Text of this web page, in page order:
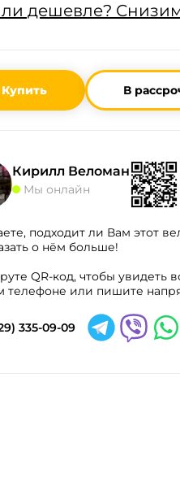
дешевле?
Купить В
Кирилл Веломан
Мы онлайн
подходит ли Вам этот
о нём больше!
QR-код, чтобы увидеть
телефоне или пишите
335-09-09